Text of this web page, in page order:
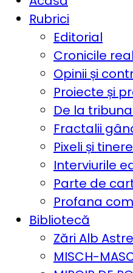
Rubrici
Editorial
Cronicile
Opinii și
Proiecte și
De la
Fractalii
Pixeli și
Interviurile
Parte de
Profana
Bibliotecă
Zări Alb Astre
MISCH-